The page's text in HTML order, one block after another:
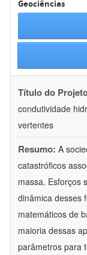
Geociências
Título do
condutividade
vertentes
Resumo: A
catastróficos
massa. Esforços
dinâmica desses
matemáticos de
maioria dessas
parâmetros para